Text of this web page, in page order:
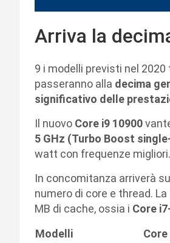
Arriva la
9 i modelli previsti nel 2020
passeranno alla decima
significativo delle
Il nuovo Core i9 10900
5 GHz (Turbo Boost
watt con frequenze migliori.
In concomitanza arriverà
numero di core e thread.
MB di cache, ossia i Core
Modelli
Core